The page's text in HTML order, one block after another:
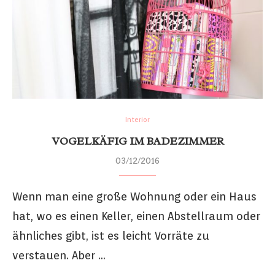
Interior
VOGELKÄFIG IM BADEZIMMER
03/12/2016
Wenn man eine große Wohnung oder ein Haus
hat, wo es einen Keller, einen Abstellraum oder
ähnliches gibt, ist es leicht Vorräte zu
verstauen. Aber …